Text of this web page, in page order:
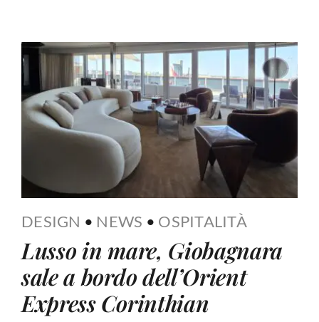
DESIGN • NEWS • OSPITALITÀ
Lusso in mare, Giobagnara
sale a bordo dell’Orient
Express Corinthian